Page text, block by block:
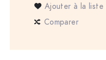
Ajouter à la liste
Comparer